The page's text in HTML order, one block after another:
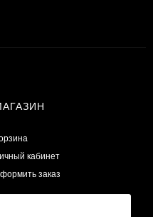
кабинет
заказ